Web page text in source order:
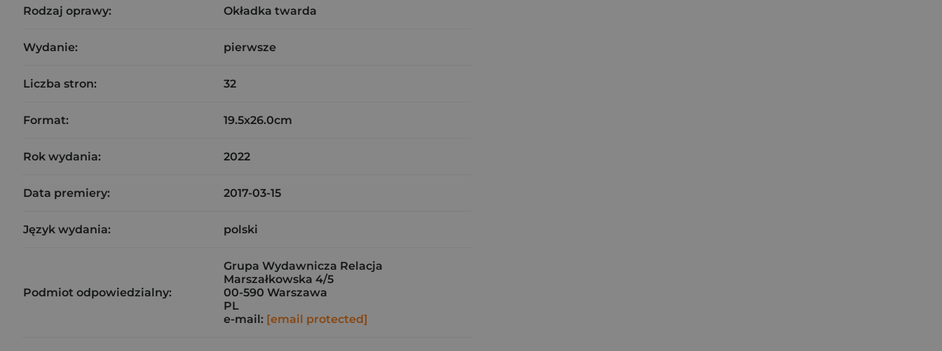
Rodzaj oprawy: Okładka twarda
Wydanie: pierwsze
Liczba stron: 32
Format: 19.5x26.0cm
Rok wydania: 2022
Data premiery: 2017-03-15
Język wydania: polski
Podmiot odpowiedzialny:
Grupa Wydawnicza Relacja
Marszałkowska 4/5
00-590 Warszawa
PL
e-mail: [email protected]